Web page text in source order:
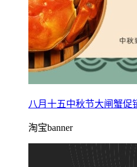
八月十五中秋节大闸蟹促
淘宝banner